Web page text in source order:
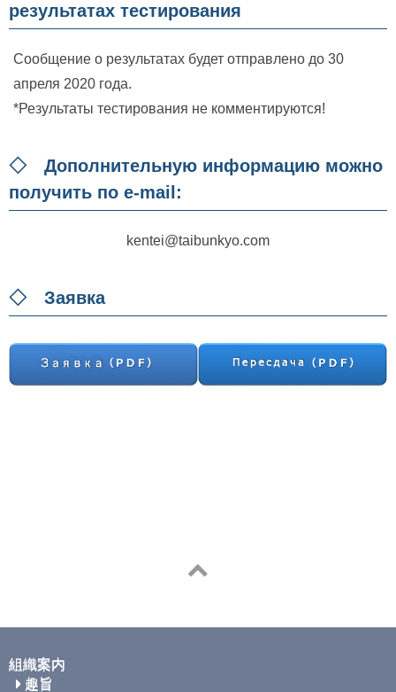
результатах тестирования
Сообщение о результатах будет отправлено до 30
апреля 2020 года.
*Результаты тестирования не комментируются!
◇ Дополнительную информацию можно
получить по e-mail:
kentei@taibunkyo.com
◇ Заявка
組織案内
趣旨